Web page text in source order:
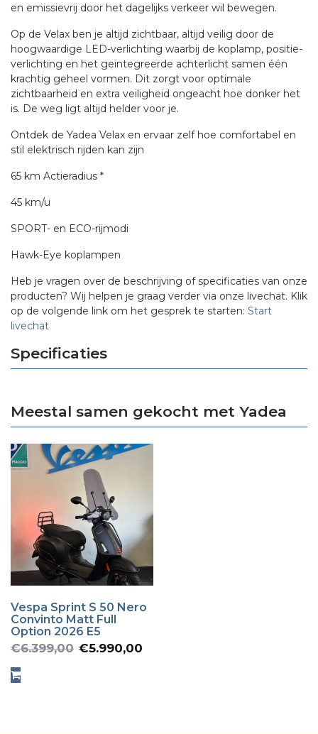
en emissievrij door het dagelijks verkeer wil bewegen.
Op de Velax ben je altijd zichtbaar, altijd veilig door de
hoogwaardige LED-verlichting waarbij de koplamp, positie-
verlichting en het geïntegreerde achterlicht samen één
krachtig geheel vormen. Dit zorgt voor optimale
zichtbaarheid en extra veiligheid ongeacht hoe donker het
is. De weg ligt altijd helder voor je.
Ontdek de Yadea Velax en ervaar zelf hoe comfortabel en
stil elektrisch rijden kan zijn
65 km Actieradius *
45 km/u
SPORT- en ECO-rijmodi
Hawk-Eye koplampen
Heb je vragen over de beschrijving of specificaties van onze
producten? Wij helpen je graag verder via onze livechat. Klik
op de volgende link om het gesprek te starten: Start
livechat
Specificaties
Meestal samen gekocht met Yadea
Vespa Sprint S 50 Nero
Convinto Matt Full
Option 2026 E5
€6.399,00 Oorspronkelijke
€5.990,00